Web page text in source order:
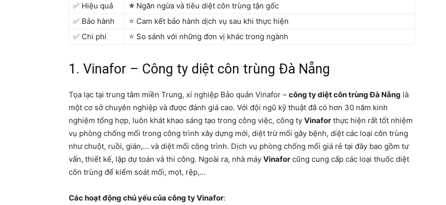
✅ Hiệu quả
⭐ Ngăn ngừa và tiêu diệt côn trùng tận gốc
✅ Bảo hành
⭐ Cam kết bảo hành dịch vụ sau khi thực hiện
✅ Chi phí
⭐ So sánh với những đơn vị khác trong ngành
1. Vinafor – Công ty diệt côn trùng Đà Nẵng
Tọa lạc tại trung tâm miền Trung, xí nghiệp Bảo quản Vinafor – công ty diệt côn trùng Đà Nẵng là
một cơ sở chuyên nghiệp và được đánh giá cao. Với đội ngũ kỹ thuật đã có hơn 30 năm kinh
nghiệm tổng hợp, luôn khát khao sáng tạo trong công việc, công ty Vinafor thực hiện rất tốt nhiệm
vụ phòng chống mối trong công trình xây dựng mới, diệt trừ mối gây bệnh, diệt các loại côn trùng
như chuột, ruồi, gián,… và diệt mối công trình. Dịch vụ phòng chống mối giá rẻ tại đây bao gồm tư
vấn, thiết kế, lập dự toán và thi công. Ngoài ra, nhà máy Vinafor cũng cung cấp các loại thuốc diệt
côn trùng để kiểm soát mối, mọt, rệp,…
Các hoạt động chủ yếu của công ty Vinafor: